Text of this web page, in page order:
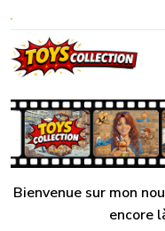
Bienvenue sur mon
encore